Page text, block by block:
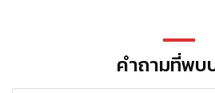
คำถามที่พบ